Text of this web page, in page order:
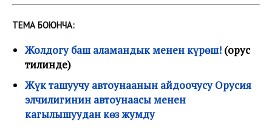
ТЕМА БОЮНЧА:
Жолдогу баш аламандык менен күрөш! (орус
тилинде)
Жүк ташуучу автоунаанын айдоочусу Орусия
элчилигинин автоунаасы менен
кагылышуудан көз жумду